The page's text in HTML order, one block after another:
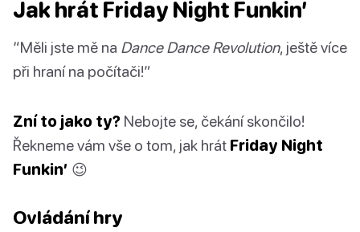
Jak hrát Friday Night Funkin’
“Měli jste mě na Dance Dance Revolution, ještě více
při hraní na počítači!”
Zní to jako ty? Nebojte se, čekání skončilo!
Řekneme vám vše o tom, jak hrát Friday Night
Funkin’ 😉
Ovládání hry